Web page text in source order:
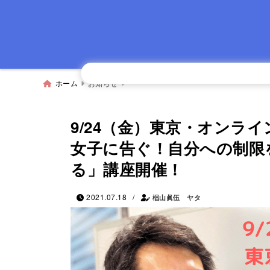
ホーム お知らせ
9/24（金）東京・オンラ
女子に告ぐ！自分への制
る」講座開催！
2021.07.18 / 椙山眞伍 ヤタ